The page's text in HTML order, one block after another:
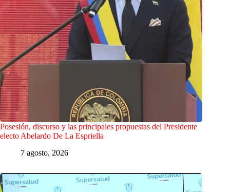
Posesión, discurso y las principales propuestas del Presidente
electo Abelardo De La Espriella
7 agosto, 2026